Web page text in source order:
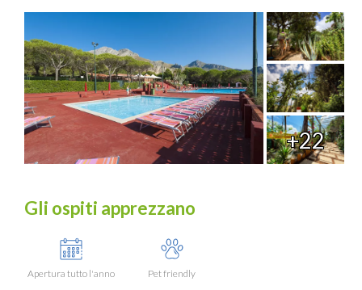
+22
Gli ospiti apprezzano
Apertura tutto l'anno Pet friendly